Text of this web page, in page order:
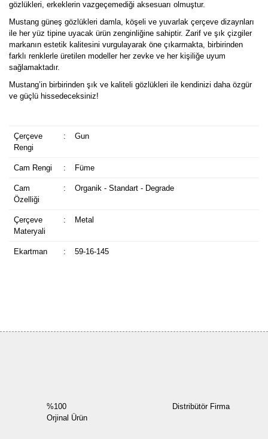
gözlükleri, erkeklerin vazgeçemediği aksesuarı olmuştur.
Mustang güneş gözlükleri damla, köşeli ve yuvarlak çerçeve dizaynları
ile her yüz tipine uyacak ürün zenginliğine sahiptir. Zarif ve şık çizgiler
markanın estetik kalitesini vurgulayarak öne çıkarmakta, birbirinden
farklı renklerle üretilen modeller her zevke ve her kişiliğe uyum
sağlamaktadır.
Mustang’in birbirinden şık ve kaliteli gözlükleri ile kendinizi daha özgür
ve güçlü hissedeceksiniz!
Çerçeve
Rengi
: Gun
Cam Rengi : Füme
Cam
Özelliği
: Organik - Standart - Degrade
Çerçeve
Materyali
: Metal
Ekartman : 59-16-145
%100
Orjinal Ürün
Distribütör Firma